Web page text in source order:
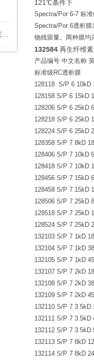
121℃条件下
Spectra/Por 6-7 标
Spectra/Por 6透析
物残留量。两种膜均
132584 再生纤维
产品编号 中文名称
标准级RC透析膜
128118 S/P 6 10kD
128158 S/P 6 15kD
128206 S/P 6 25kD
128218 S/P 6 25kD
128224 S/P 6 25kD
128358 S/P 7 8kD
128406 S/P 7 10kD
128418 S/P 7 10kD
128456 S/P 7 15kD
128458 S/P 7 15kD
128506 S/P 7 25kD
128518 S/P 7 25kD
128524 S/P 7 25kD
132103 S/P 7 1kD
132104 S/P 7 1kD
132105 S/P 7 1kD
132107 S/P 7 2kD
132108 S/P 7 2kD
132109 S/P 7 2kD
132110 S/P 7
132111 S/P 7
132112 S/P 7
132113 S/P 7 8kD
132114 S/P 7 8kD